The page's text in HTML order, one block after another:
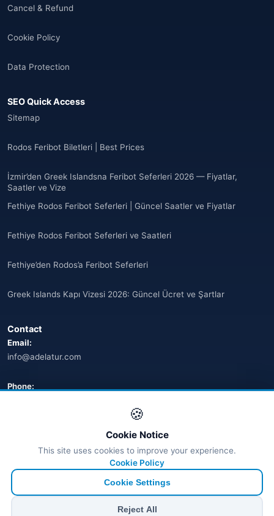
Cancel & Refund
Cookie Policy
Data Protection
SEO Quick Access
Sitemap
Rodos Feribot Biletleri | Best Prices
İzmir’den Greek Islandsna Feribot Seferleri 2026 — Fiyatlar,
Saatler ve Vize
Fethiye Rodos Feribot Seferleri | Güncel Saatler ve Fiyatlar
Fethiye Rodos Feribot Seferleri ve Saatleri
Fethiye’den Rodos’a Feribot Seferleri
Greek Islands Kapı Vizesi 2026: Güncel Ücret ve Şartlar
Contact
Email:
info@adelatur.com
Phone:
€ EUR $ USD
🍪
Cookie Notice
This site uses cookies to improve your experience.
Cookie Policy
Cookie Settings
Reject All